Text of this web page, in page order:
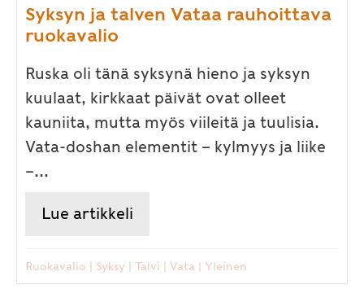
Syksyn ja talven Vataa rauhoittava
ruokavalio
Ruska oli tänä syksynä hieno ja syksyn
kuulaat, kirkkaat päivät ovat olleet
kauniita, mutta myös viileitä ja tuulisia.
Vata-doshan elementit – kylmyys ja liike
–...
Lue artikkeli
Ruokavalio | Syksy | Talvi | Vata | Yleinen